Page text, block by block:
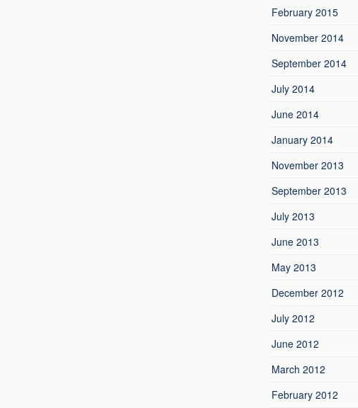
February 2015
November 2014
September 2014
July 2014
June 2014
January 2014
November 2013
September 2013
July 2013
June 2013
May 2013
December 2012
July 2012
June 2012
March 2012
February 2012